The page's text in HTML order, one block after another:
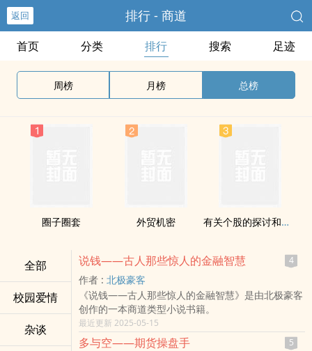
返回 排行 - 商道
首页 分类 排行 搜索 足迹
周榜 月榜 总榜
圈子圈套 外贸机密 有关个股的探讨和交流
全部
校园爱情
杂谈
说钱——古人那些惊人的金融智慧 4
作者 : 北极豪客
《说钱——古人那些惊人的金融智慧》是由北极豪客
创作的一本商道类型小说书籍。
最近更新 2025-05-15
多与空——期货操盘手 5